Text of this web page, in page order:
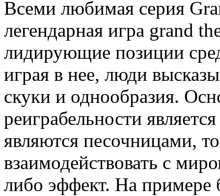
Всеми любимая серия
легендарная игра grand
лидирующие позиции
играя в нее, люди
скуки и однообразия.
реиграбельности
являются песочницами,
взаимодействовать с
либо эффект. На примере